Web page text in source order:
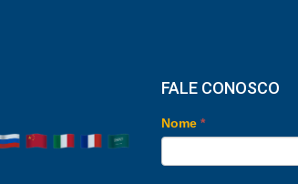
FALE CONOSCO
Nome *